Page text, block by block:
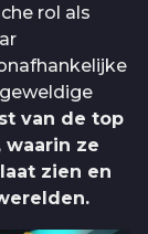
rol als
van de top
waarin ze
zien en